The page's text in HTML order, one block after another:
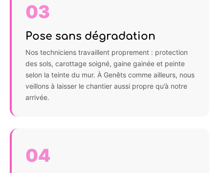
03
Pose sans dégradation
Nos techniciens travaillent proprement : protection
des sols, carottage soigné, gaine gainée et peinte
selon la teinte du mur. À Genêts comme ailleurs, nous
veillons à laisser le chantier aussi propre qu’à notre
arrivée.
04